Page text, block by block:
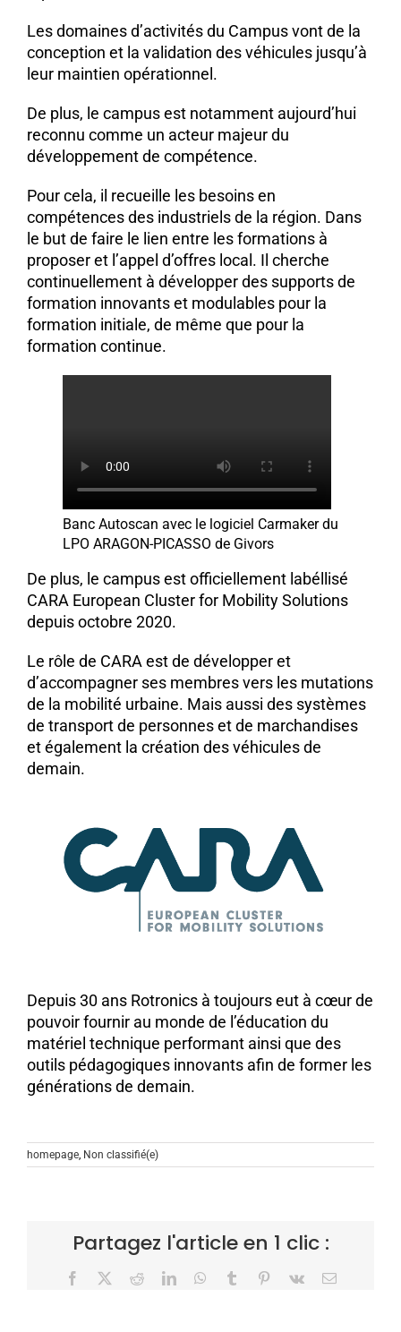
Les domaines d’activités du Campus vont de la
conception et la validation des véhicules jusqu’à
leur maintien opérationnel.
De plus, le campus est notamment aujourd’hui
reconnu comme un acteur majeur du
développement de compétence.
Pour cela, il recueille les besoins en
compétences des industriels de la région. Dans
le but de faire le lien entre les formations à
proposer et l’appel d’offres local. Il cherche
continuellement à développer des supports de
formation innovants et modulables pour la
formation initiale, de même que pour la
formation continue.
Banc Autoscan avec le logiciel Carmaker du
LPO ARAGON-PICASSO de Givors
De plus, le campus est officiellement labéllisé
CARA European Cluster for Mobility Solutions
depuis octobre 2020.
Le rôle de CARA est de développer et
d’accompagner ses membres vers les mutations
de la mobilité urbaine. Mais aussi des systèmes
de transport de personnes et de marchandises
et également la création des véhicules de
demain.
Depuis 30 ans Rotronics à toujours eut à cœur de
pouvoir fournir au monde de l’éducation du
matériel technique performant ainsi que des
outils pédagogiques innovants afin de former les
générations de demain.
homepage Non classifié(e)
Partagez l'article en 1 clic :
Facebook RedditLinkedInWhatsApp
Tumblr Pinterest
Vk Email